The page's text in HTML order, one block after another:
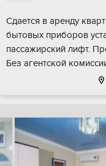
Сдается в аренду
бытовых приборов
пассажирский лифт.
Без агентской